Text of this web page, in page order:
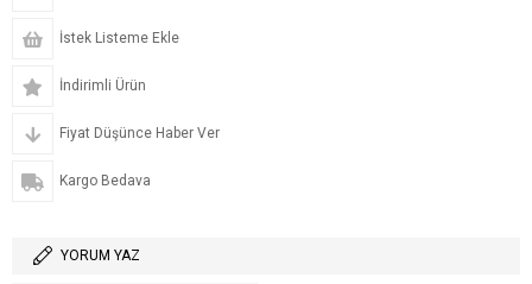
İstek Listeme Ekle
İndirimli Ürün
Fiyat Düşünce Haber Ver
Kargo Bedava
YORUM YAZ